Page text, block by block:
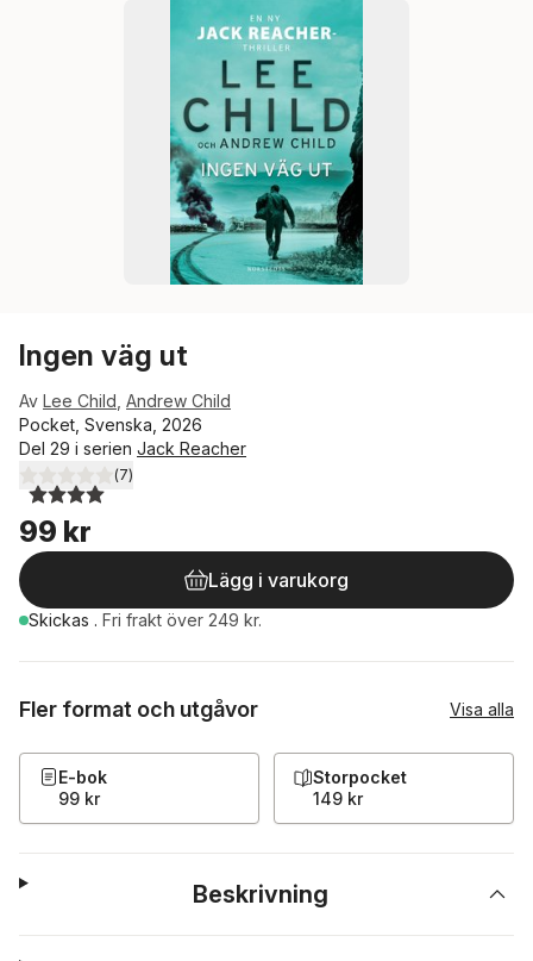
Ingen väg ut
Av Lee Child Andrew Child
Pocket, Svenska, 2026
Del 29 i serien Jack Reacher
4,0utav 5 stjärnor. Totalt antal röster:
(7)
99 kr
Lägg i varukorg
Skickas . Fri frakt över 249 kr.
Fler format och utgåvor Visa alla
E-bok
99 kr
Storpocket
149 kr
Beskrivning